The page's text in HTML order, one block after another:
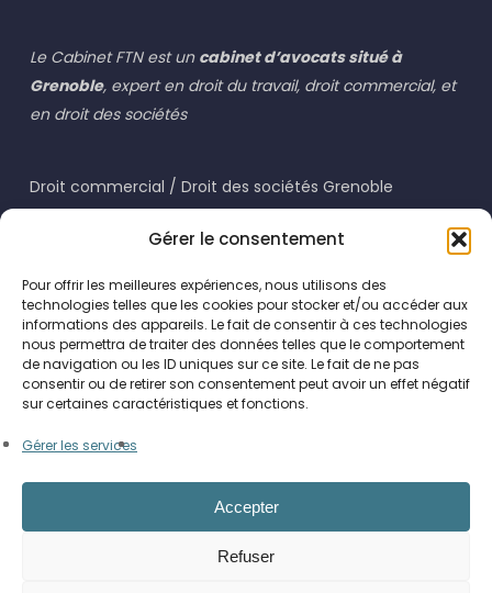
Gérer le consentement
Pour offrir les meilleures expériences, nous utilisons des
technologies telles que les cookies pour stocker et/ou accéder aux
informations des appareils. Le fait de consentir à ces technologies
nous permettra de traiter des données telles que le comportement
de navigation ou les ID uniques sur ce site. Le fait de ne pas
consentir ou de retirer son consentement peut avoir un effet négatif
sur certaines caractéristiques et fonctions.
Gérer les services
Accepter
Refuser
Le Cabinet FTN est un cabinet d’avocats situé à
Grenoble, expert en droit du travail, droit commercial, et
en droit des sociétés
Droit commercial / Droit des sociétés Grenoble
Cabinet FTN Avocats
38000 GRENOBLE
04 76 87 00 08